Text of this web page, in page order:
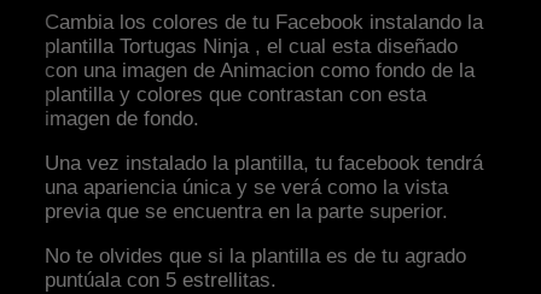
Cambia los colores de tu Facebook instalando la
plantilla Tortugas Ninja , el cual esta diseñado
con una imagen de Animacion como fondo de la
plantilla y colores que contrastan con esta
imagen de fondo.
Una vez instalado la plantilla, tu facebook tendrá
una apariencia única y se verá como la vista
previa que se encuentra en la parte superior.
No te olvides que si la plantilla es de tu agrado
puntúala con 5 estrellitas.